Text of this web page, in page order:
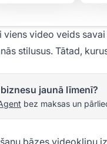
video veids
stilusus. Tātad,
jaunā līmenī?
bez maksas un
bāzes videoklipu